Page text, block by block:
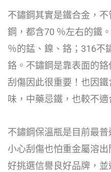
不鏽鋼其實是鐵合金，
鋼，都含70 ％左右的鐵
％的錳、鎳、鉻；316不
鉻。不鏽鋼是靠表面的
刮傷因此很重要！也因
味，中藥忌鐵，也較不適
不鏽鋼保溫瓶是目前最
小心刮傷也怕重金屬溶
好挑選信譽良好品牌，